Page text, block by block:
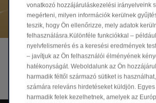
Tovább a
vonatkozó hozzájáruláskezelési irányelveink
megérteni, milyen információk kerülnek
teszik, hogy Ön ellenőrizze, mely adatok
felhasználásra.Különféle funkciókkal –
nyelvfelismerés és a keresési eredmények
– javítjuk az Ön felhasználói élményének
hatékonyságát. Weboldalunk az Ön
harmadik féltől származó sütiket is
számára releváns hirdetéseket küldjön.
harmadik felek kezelhetnek, amelyek az